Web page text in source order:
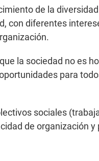
de la
con diferentes
la sociedad no es
para
sociales
de organización